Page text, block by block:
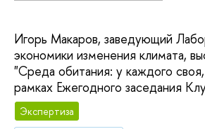
Игорь Макаров, заведующий
экономики изменения климата,
"Среда обитания: у каждого
рамках Ежегодного заседания
Экспертиза